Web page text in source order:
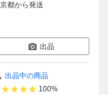
都から発送
出品
出品中の商品
100%